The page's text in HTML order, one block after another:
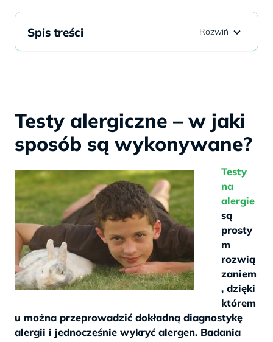
Testy alergiczne – w jaki
sposób są wykonywane?
Testy
na
alergie
są
prosty
m
rozwią
zaniem
, dzięki
którem
u można przeprowadzić dokładną diagnostykę
alergii i jednocześnie wykryć alergen. Badania
Spis treści